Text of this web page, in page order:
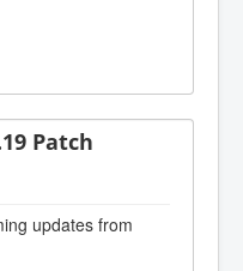
Patch
updates from